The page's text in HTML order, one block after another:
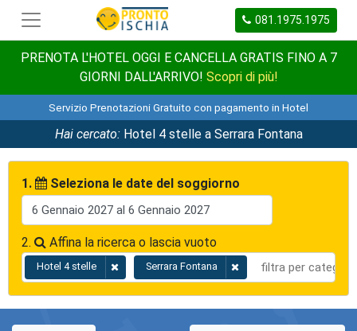
081.1975.1975
PRENOTA L'HOTEL OGGI E CANCELLA GRATIS FINO A 7
GIORNI DALL'ARRIVO! Scopri di più!
Servizio Prenotazioni Gratuito con pagamento in Hotel
Hai cercato:Hotel 4 stelle a Serrara Fontana
1. Seleziona le date del soggiorno
2. Affina la ricerca o lascia vuoto
Hotel 4 stelle Serrara Fontana